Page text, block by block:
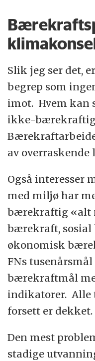
Slik jeg ser det,
begrep som
imot. Hvem kan
ikke-
av
Også interesser
med miljø har
bærekraftig «alt
bærekraft,
økonomisk
FNs tusenårsmål
bærekraftmål
indikatorer. Alle
forsett er dekket.
Den mest
stadige